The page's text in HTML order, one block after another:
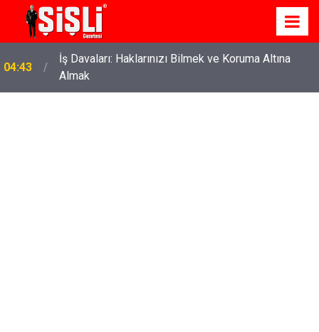
04:43
İş Davaları: Haklarınızı Bilmek ve Koruma Altına
Almak